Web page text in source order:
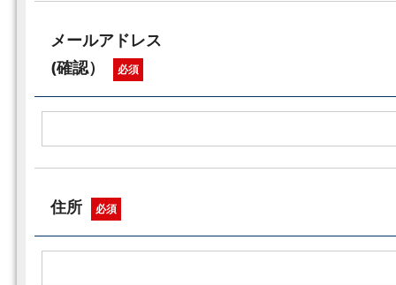
メールアドレス
(確認）
必須
住所 必須